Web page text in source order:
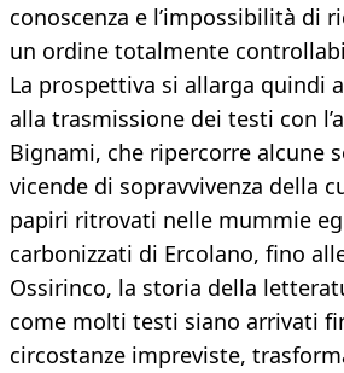
conoscenza e l’impossibilità di
un ordine totalmente
La prospettiva si allarga quindi
alla trasmissione dei testi con
Bignami, che ripercorre alcune
vicende di sopravvivenza della
papiri ritrovati nelle mummie
carbonizzati di Ercolano, fino
Ossirinco, la storia della
come molti testi siano arrivati
circostanze impreviste,